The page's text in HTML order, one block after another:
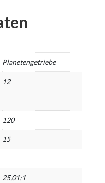
Planetengetriebe
12
120
15
25,01:1